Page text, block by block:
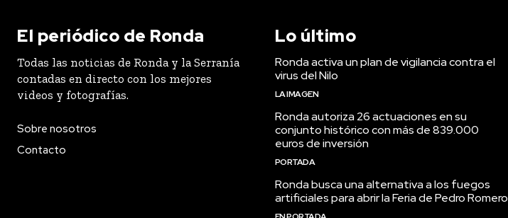
El periódico de Ronda
Todas las noticias de Ronda y la Serranía
contadas en directo con los mejores
videos y fotografías.
Sobre nosotros
Contacto
Lo último
Ronda activa un plan de vigilancia contra el
virus del Nilo
LA IMAGEN
Ronda autoriza 26 actuaciones en su
conjunto histórico con más de 839.000
euros de inversión
PORTADA
Ronda busca una alternativa a los fuegos
artificiales para abrir la Feria de Pedro Romero